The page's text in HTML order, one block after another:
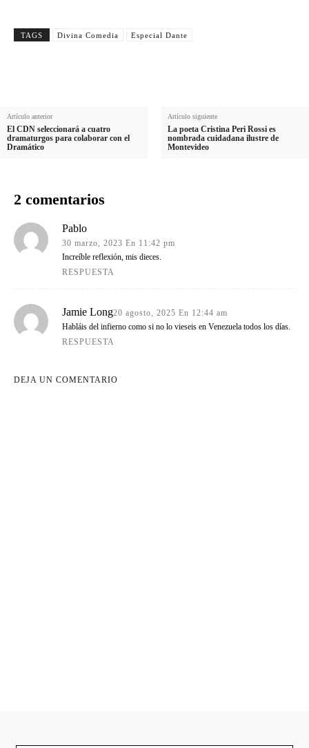
TAGS Divina Comedia Especial Dante
Artículo anterior
El CDN seleccionará a cuatro
dramaturgos para colaborar con el
Dramático
Artículo siguiente
La poeta Cristina Peri Rossi es
nombrada cuidadana ilustre de
Montevideo
2 comentarios
Pablo
30 marzo, 2023 En 11:42 pm
Increíble reflexión, mis dieces.
RESPUESTA
Jamie Long20 agosto, 2025 En 12:44 am
Habláis del infierno como si no lo vieseis en Venezuela todos los días.
RESPUESTA
DEJA UN COMENTARIO